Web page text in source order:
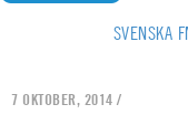
SVENSKA
7 OKTOBER, 2014 /